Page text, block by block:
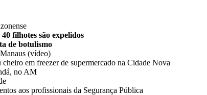
filhotes são expelidos
de botulismo
(vídeo)
em freezer de supermercado na Cidade Nova
no AM
aos profissionais da Segurança Pública